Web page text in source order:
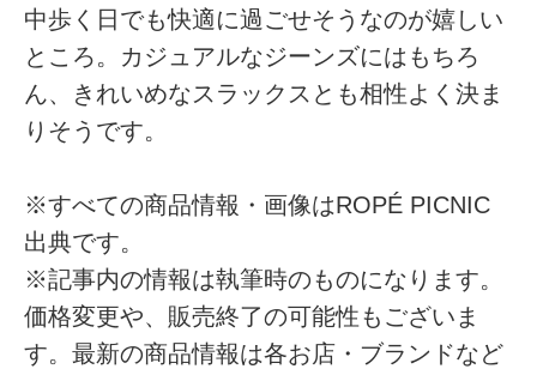
中歩く日でも快適に過ごせそうなのが嬉しい
ところ。カジュアルなジーンズにはもちろ
ん、きれいめなスラックスとも相性よく決ま
りそうです。
※すべての商品情報・画像はROPÉ PICNIC
出典です。
※記事内の情報は執筆時のものになります。
価格変更や、販売終了の可能性もございま
す。最新の商品情報は各お店・ブランドなど